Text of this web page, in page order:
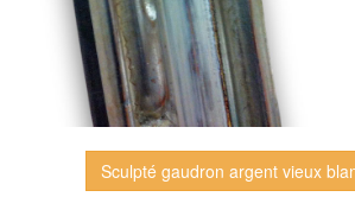
Sculpté gaudron argent vieux